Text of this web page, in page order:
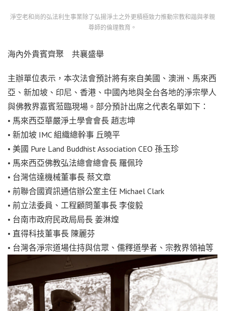
淨空老和尚的弘法利生事業除了弘揚淨土之外更積極致力推動宗教和諧與孝親
尊師的倫理教育。
海內外貴賓齊聚 共襄盛舉
主辦單位表示，本次法會預計將有來自美國、澳洲、馬來西
亞、新加坡、印尼、香港、中國內地與全台各地的淨宗學人
與佛教界嘉賓蒞臨現場。部分預計出席之代表名單如下：
• 馬來西亞華嚴淨土學會會長 趙志坤
• 新加坡 IMC 組織總幹事 丘曉平
• 美國 Pure Land Buddhist Association CEO 孫玉珍
• 馬來西亞佛教弘法總會總會長 羅佩玲
• 台灣信達機械董事長 蔡文章
• 前聯合國資訊通信辦公室主任 Michael Clark
• 前立法委員、工程顧問董事長 李俊毅
• 台南市政府民政局局長 姜淋煌
• 直得科技董事長 陳麗芬
• 台灣各淨宗道場住持與信眾、儒釋道學者、宗教界領袖等